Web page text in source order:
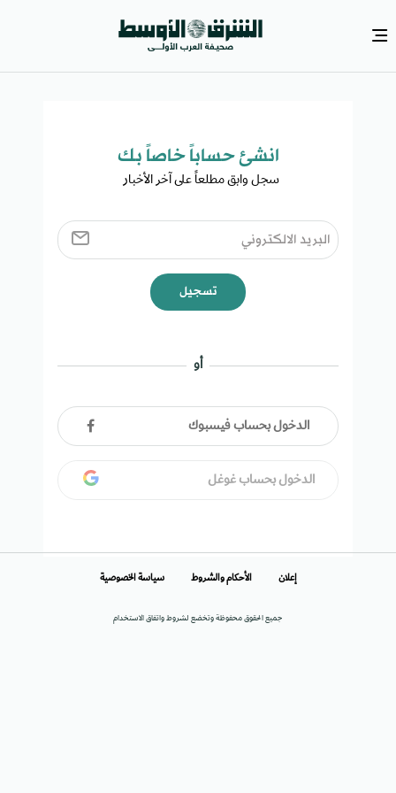
انشئ حساباً خاصاً بك​
سجل وابق مطلعاً على آخر الأخبار ​
تسجيل
أو
الدخول بحساب فيسبوك
الدخول بحساب غوغل
جميع الحقوق محفوظة وتخضع لشروط واتفاق الاستخدام
إعلان الأحكام والشروط سياسة الخصوصية